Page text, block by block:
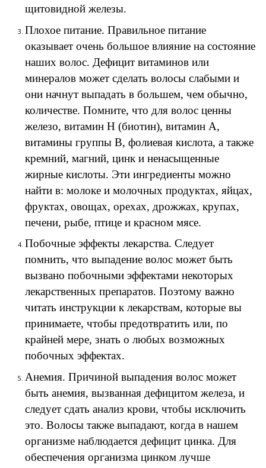
щитовидной железы.
Плохое питание. Правильное питание
оказывает очень большое влияние на состояние
наших волос. Дефицит витаминов или
минералов может сделать волосы слабыми и
они начнут выпадать в большем, чем обычно,
количестве. Помните, что для волос ценны
железо, витамин Н (биотин), витамин А,
витамины группы В, фолиевая кислота, а также
кремний, магний, цинк и ненасыщенные
жирные кислоты. Эти ингредиенты можно
найти в: молоке и молочных продуктах, яйцах,
фруктах, овощах, орехах, дрожжах, крупах,
печени, рыбе, птице и красном мясе.
Побочные эффекты лекарства. Следует
помнить, что выпадение волос может быть
вызвано побочными эффектами некоторых
лекарственных препаратов. Поэтому важно
читать инструкции к лекарствам, которые вы
принимаете, чтобы предотвратить или, по
крайней мере, знать о любых возможных
побочных эффектах.
Анемия. Причиной выпадения волос может
быть анемия, вызванная дефицитом железа, и
следует сдать анализ крови, чтобы исключить
это. Волосы также выпадают, когда в нашем
организме наблюдается дефицит цинка. Для
обеспечения организма цинком лучше